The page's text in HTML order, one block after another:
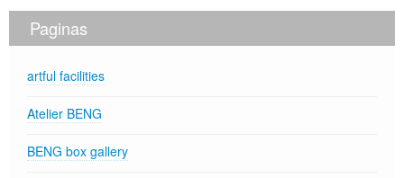
Paginas
artful facilities
Atelier BENG
BENG box gallery